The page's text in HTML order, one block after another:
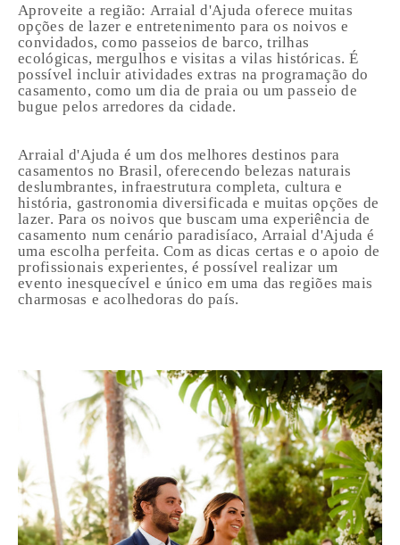
Aproveite a região: Arraial d'Ajuda oferece muitas
opções de lazer e entretenimento para os noivos e
convidados, como passeios de barco, trilhas
ecológicas, mergulhos e visitas a vilas históricas. É
possível incluir atividades extras na programação do
casamento, como um dia de praia ou um passeio de
bugue pelos arredores da cidade.
Arraial d'Ajuda é um dos melhores destinos para
casamentos no Brasil, oferecendo belezas naturais
deslumbrantes, infraestrutura completa, cultura e
história, gastronomia diversificada e muitas opções de
lazer. Para os noivos que buscam uma experiência de
casamento num cenário paradisíaco, Arraial d'Ajuda é
uma escolha perfeita. Com as dicas certas e o apoio de
profissionais experientes, é possível realizar um
evento inesquecível e único em uma das regiões mais
charmosas e acolhedoras do país.